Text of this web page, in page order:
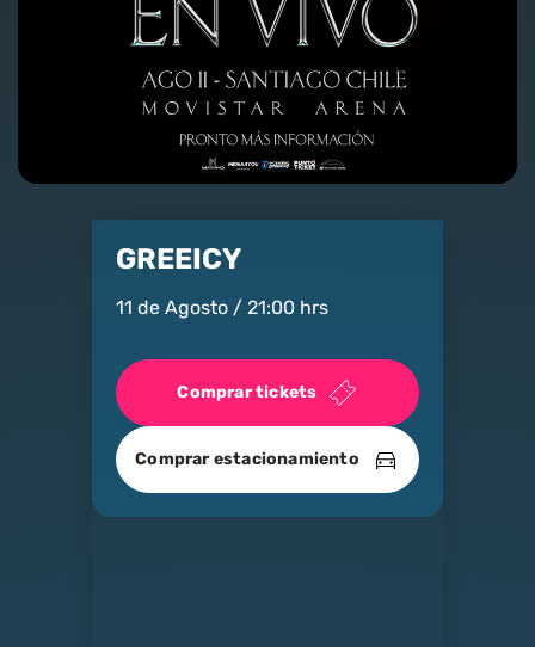
Club Movistar
modo claro
GREEICY
11 de Agosto / 21:00 hrs
Comprar tickets
Comprar estacionamiento